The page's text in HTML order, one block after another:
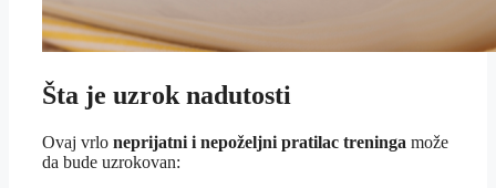
Šta je uzrok nadutosti
Ovaj vrlo neprijatni i nepoželjni pratilac treninga može
da bude uzrokovan: